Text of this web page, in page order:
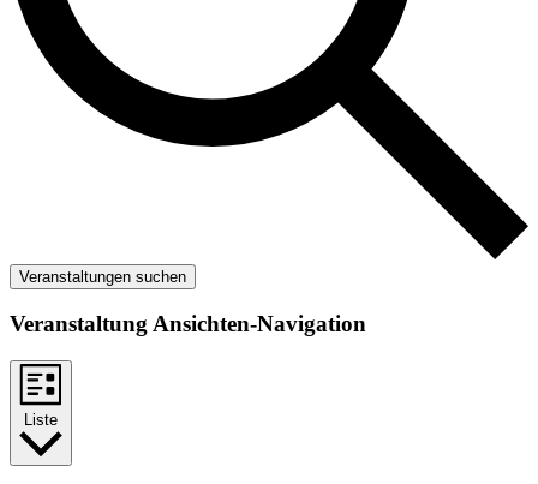
Veranstaltungen suchen
Veranstaltung Ansichten-Navigation
Liste